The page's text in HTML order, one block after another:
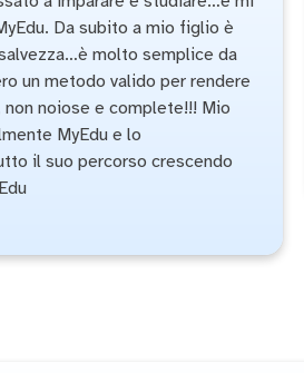
Da subito a mio figlio è
molto semplice da
un metodo valido per rendere
noiose e complete!!! Mio
MyEdu e lo
il suo percorso crescendo